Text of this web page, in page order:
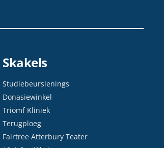
Skakels
Studiebeurslenings
Donasiewinkel
Triomf Kliniek
Terugploeg
Fairtree Atterbury Teater